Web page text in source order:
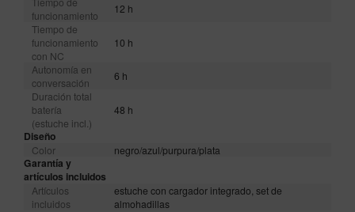
funcionamiento
12 h
Tiempo de
funcionamiento
con NC
10 h
Autonomía en
conversación
6 h
Duración total
batería
(estuche incl.)
48 h
Diseño
Color negro/azul/purpura/plata
Garantía y
artículos incluidos
Artículos
incluidos
estuche con cargador integrado, set de
almohadillas